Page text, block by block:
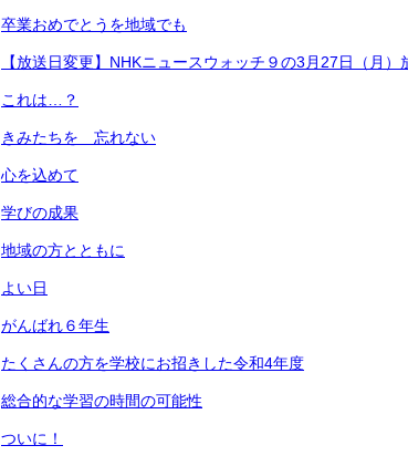
卒業おめでとうを地域でも
【放送日変更】NHKニュースウォッチ９の3月27日（月
これは…？
きみたちを 忘れない
心を込めて
学びの成果
地域の方とともに
よい日
がんばれ６年生
たくさんの方を学校にお招きした令和4年度
総合的な学習の時間の可能性
ついに！